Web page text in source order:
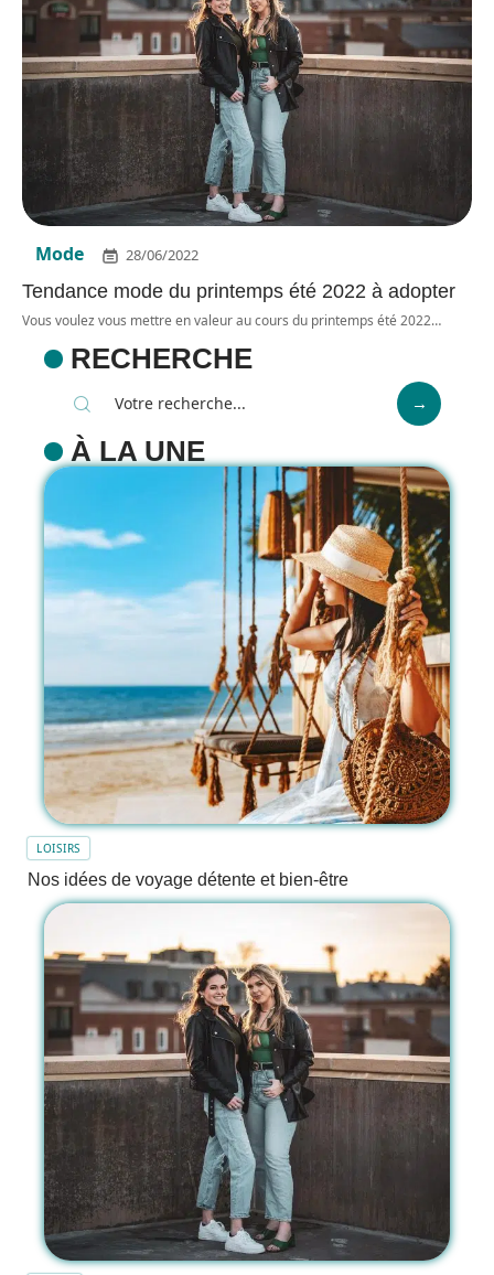
Mode 28/06/2022
Tendance mode du printemps été 2022 à adopter
Vous voulez vous mettre en valeur au cours du printemps été 2022…
RECHERCHE
À LA UNE
LOISIRS
Nos idées de voyage détente et bien-être